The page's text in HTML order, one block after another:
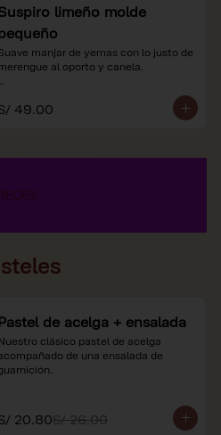
limeño molde
manjar de yemas con lo justo de
al oporto y canela.
*Nuestros precios están expresados en
e incluyen impuestos de ley y
49.00
de acelga + ensalada
clásico pastel de acelga
de una ensalada de
20.80S/ 26.00